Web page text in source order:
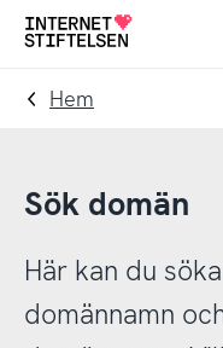
Till
navigering
Till
innehåll
Till
Hem
Sök domän
Här kan du
domännamn